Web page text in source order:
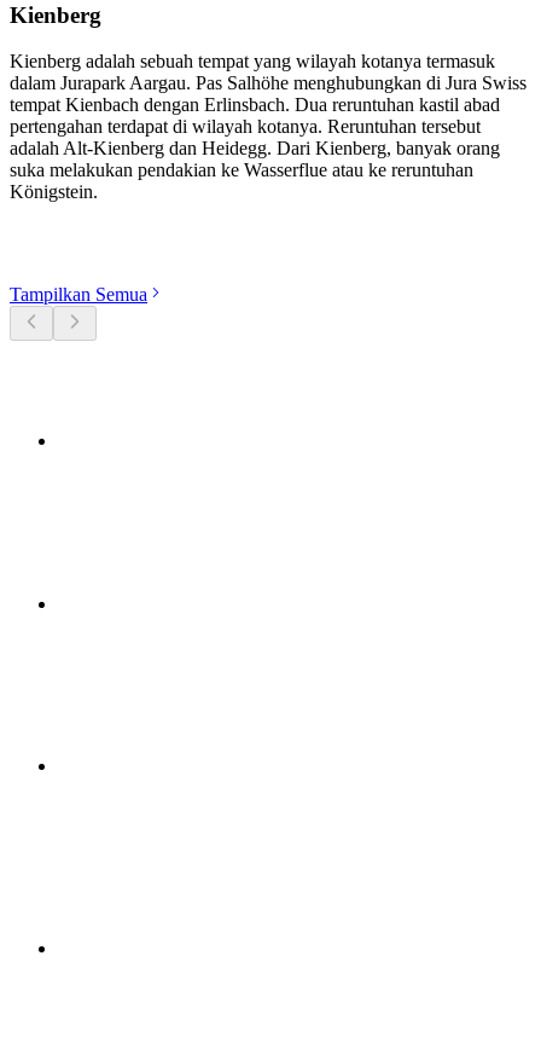
Kienberg
Kienberg adalah sebuah tempat yang wilayah kotanya termasuk
dalam Jurapark Aargau. Pas Salhöhe menghubungkan di Jura Swiss
tempat Kienbach dengan Erlinsbach. Dua reruntuhan kastil abad
pertengahan terdapat di wilayah kotanya. Reruntuhan tersebut
adalah Alt-Kienberg dan Heidegg. Dari Kienberg, banyak orang
suka melakukan pendakian ke Wasserflue atau ke reruntuhan
Königstein.
Tampilkan Semua